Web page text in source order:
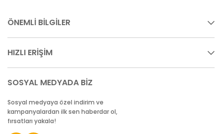
ÖNEMLİ BİLGİLER
HIZLI ERİŞİM
SOSYAL MEDYADA BİZ
Sosyal medyaya özel indirim ve
kampanyalardan ilk sen haberdar ol,
fırsatları yakala!